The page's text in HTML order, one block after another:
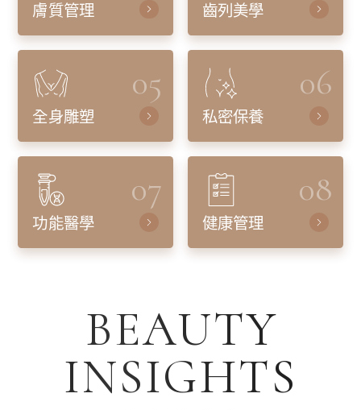
膚質管理 齒列美學
05
全身雕塑
06
私密保養
07
功能醫學
08
健康管理
BEAUTY
INSIGHTS